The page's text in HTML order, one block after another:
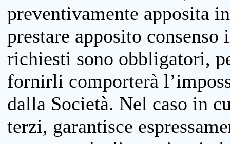
preventivamente apposita
prestare apposito
richiesti sono obbligatori,
fornirli comporterà
dalla Società. Nel caso in
terzi, garantisce